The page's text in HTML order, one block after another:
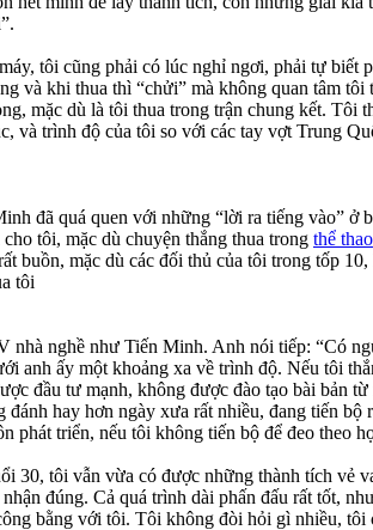
tôi cũng phải có lúc nghỉ ngơi, phải tự biết
và khi thua thì “chửi” mà không quan tâm tôi
mặc dù là tôi thua trong trận chung kết. Tôi
và trình độ của tôi so với các tay vợt Trung
đã quá quen với những “lời ra tiếng vào” ở
tôi, mặc dù chuyện thắng thua trong thể thao
buồn, mặc dù các đối thủ của tôi trong tốp
tôi
nhà nghề như Tiến Minh. Anh nói tiếp: “Có
anh ấy một khoảng xa về trình độ. Nếu tôi
đầu tư mạnh, không được đào tạo bài bản
hay hơn ngày xưa rất nhiều, đang tiến bộ
triển, nếu tôi không tiến bộ để đeo theo
30, tôi vẫn vừa có được những thành tích vẻ
đúng. Cả quá trình dài phấn đấu rất tốt,
bằng với tôi. Tôi không đòi hỏi gì nhiều,